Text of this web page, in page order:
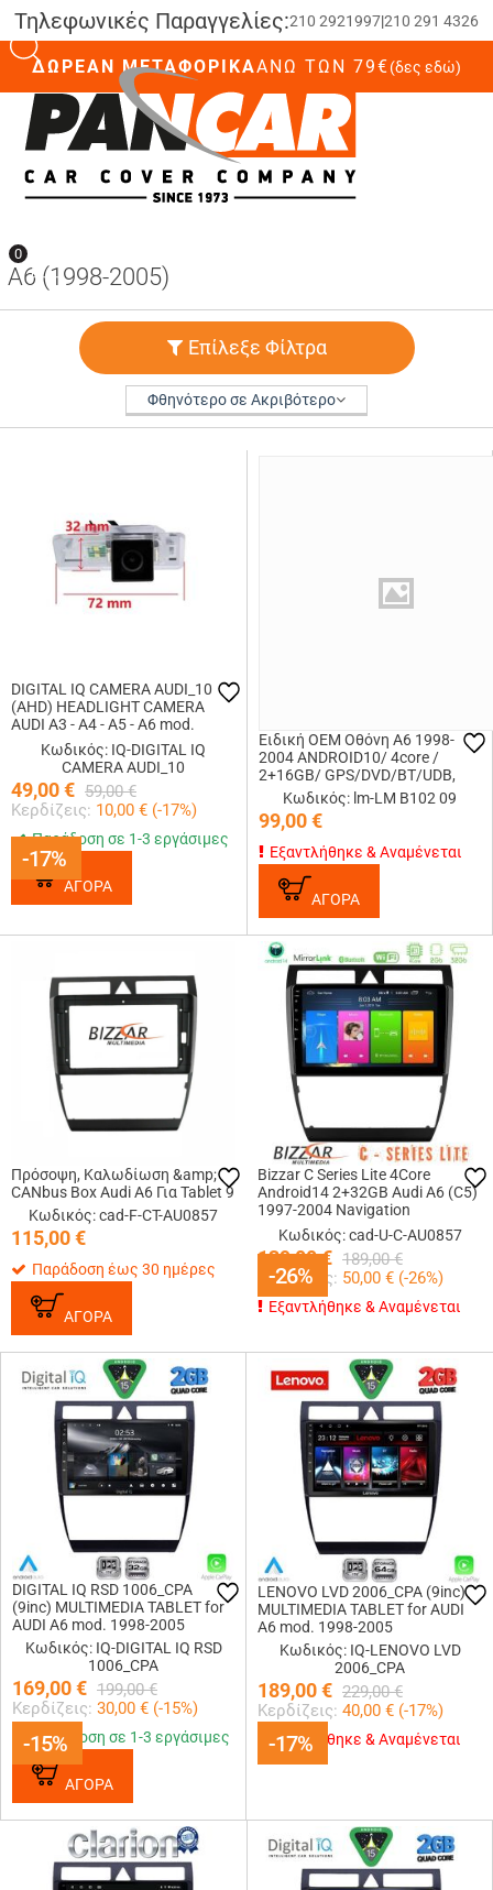
Τηλεφωνικές Παραγγελίες:210 2921997|210 291 4326
ΔΩΡΕΑΝ ΜΕΤΑΦΟΡΙΚΑΆΝΩ ΤΩΝ 79€(δες εδώ)
0
A6 (1998-2005)
Επίλεξε Φίλτρα
Φθηνότερο σε Ακριβότερο
-17%
DIGITAL IQ CAMERA AUDI_10
(AHD) HEADLIGHT CAMERA
AUDI A3 - A4 - A5 - A6 mod.
2003-2012
Κωδικός: IQ-DIGITAL IQ
CAMERA AUDI_10
49,00€ 59,00 €
Κερδίζεις: 10,00 € (-17%)
-17%
Παράδοση σε 1-3 εργάσιμες
ΑΓΟΡΑ
Ειδική OEM Οθόνη A6 1998-
2004 ANDROID10/ 4core /
2+16GB/ GPS/DVD/BT/UDB,
Κωδικός: lm-LM B102 09
99,00€
Εξαντλήθηκε & Αναμένεται
ΑΓΟΡΑ
Πρόσοψη, Καλωδίωση &amp;
CANbus Box Audi A6 Για Tablet 9
Κωδικός: cad-F-CT-AU0857
115,00€
Παράδοση έως 30 ημέρες
ΑΓΟΡΑ
-26%
Bizzar C Series Lite 4Core
Android14 2+32GB Audi A6 (C5)
1997-2004 Navigation
Multimedia Tablet 9
Κωδικός: cad-U-C-AU0857
139,00€ 189,00 €
Κερδίζεις: 50,00 € (-26%)
-26%
Εξαντλήθηκε & Αναμένεται
-15%
DIGITAL IQ RSD 1006_CPA
(9inc) MULTIMEDIA TABLET for
AUDI A6 mod. 1998-2005
Κωδικός: IQ-DIGITAL IQ RSD
1006_CPA
169,00€ 199,00 €
Κερδίζεις: 30,00 € (-15%)
-15%
Παράδοση σε 1-3 εργάσιμες
ΑΓΟΡΑ
-17%
LENOVO LVD 2006_CPA (9inc)
MULTIMEDIA TABLET for AUDI
A6 mod. 1998-2005
Κωδικός: IQ-LENOVO LVD
2006_CPA
189,00€ 229,00 €
Κερδίζεις: 40,00 € (-17%)
-17%
Εξαντλήθηκε & Αναμένεται